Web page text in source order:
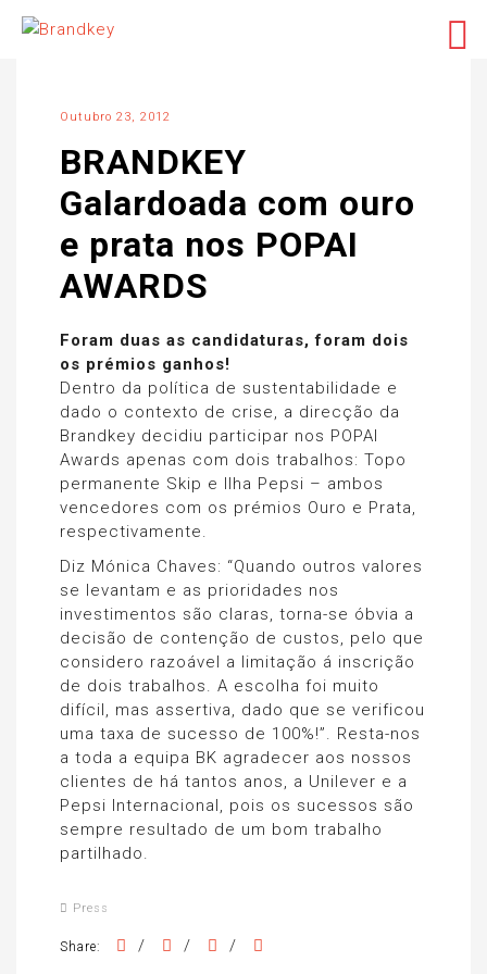
Outubro 23, 2012
BRANDKEY
Galardoada com ouro
e prata nos POPAI
AWARDS
Foram duas as candidaturas, foram dois
os prémios ganhos!
Dentro da política de sustentabilidade e
dado o contexto de crise, a direcção da
Brandkey decidiu participar nos POPAI
Awards apenas com dois trabalhos: Topo
permanente Skip e Ilha Pepsi – ambos
vencedores com os prémios Ouro e Prata,
respectivamente.
Diz Mónica Chaves: “Quando outros valores
se levantam e as prioridades nos
investimentos são claras, torna-se óbvia a
decisão de contenção de custos, pelo que
considero razoável a limitação á inscrição
de dois trabalhos. A escolha foi muito
difícil, mas assertiva, dado que se verificou
uma taxa de sucesso de 100%!”. Resta-nos
a toda a equipa BK agradecer aos nossos
clientes de há tantos anos, a Unilever e a
Pepsi Internacional, pois os sucessos são
sempre resultado de um bom trabalho
partilhado.
Press
Share: / / /